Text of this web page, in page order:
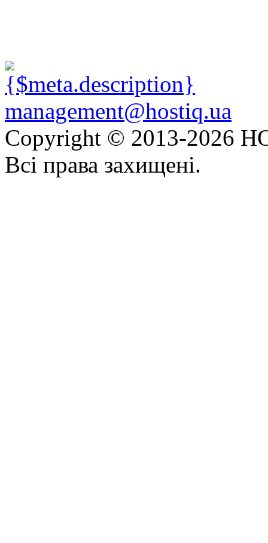
management@hostiq.ua
Copyright © 2013-2026
Всі права захищені.